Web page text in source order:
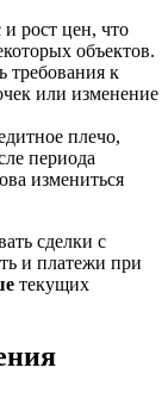
рост цен, что
объектов.
требования к
или изменение
плечо,
периода
измениться
сделки с
и платежи при
текущих